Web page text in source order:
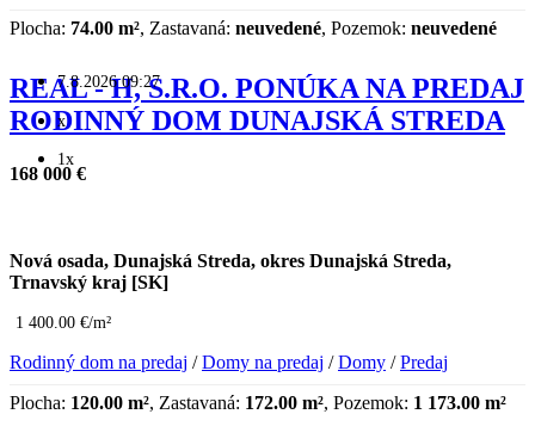
Plocha: 74.00 m², Zastavaná: neuvedené, Pozemok: neuvedené
7.8.2026 09:27
x
1x
REAL - H, S.R.O. PONÚKA NA PREDAJ
RODINNÝ DOM DUNAJSKÁ STREDA
168 000 €
Nová osada, Dunajská Streda, okres Dunajská Streda,
Trnavský kraj [SK]
1 400.00 €/m²
Rodinný dom na predaj /Domy na predaj /Domy /Predaj
Plocha: 120.00 m², Zastavaná: 172.00 m², Pozemok: 1 173.00 m²